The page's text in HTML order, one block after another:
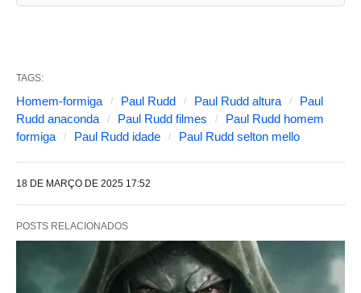
u
t
e
s
l
t
e
TAGS:
Homem-formiga Paul Rudd Paul Rudd altura
Paul
Rudd anaconda
Paul Rudd filmes
Paul Rudd homem
formiga
Paul Rudd idade Paul Rudd selton mello
18 DE MARÇO DE 2025 17:52
POSTS RELACIONADOS